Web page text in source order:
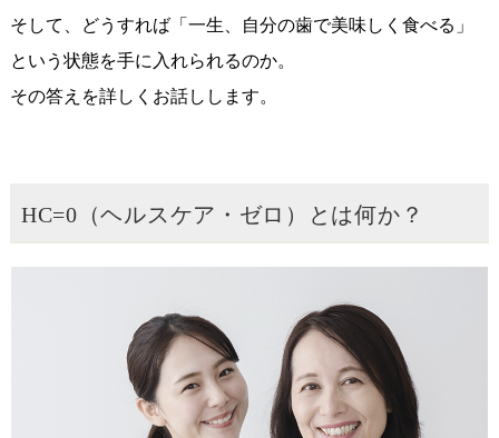
そして、どうすれば「一生、自分の歯で美味しく食べる」
という状態を手に入れられるのか。
その答えを詳しくお話しします。
HC=0（ヘルスケア・ゼロ）とは何か？